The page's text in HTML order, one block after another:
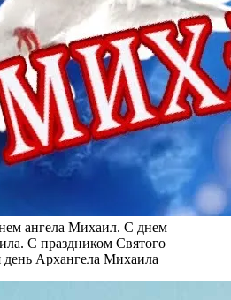
ангела Михаил. С днем
С праздником Святого
Архангела Михаила